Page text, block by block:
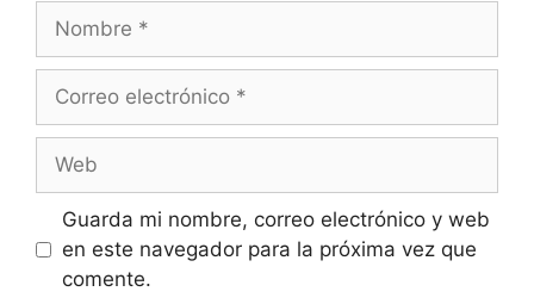
electrónico
Guarda mi nombre, correo electrónico y web
en este navegador para la próxima vez que
comente.